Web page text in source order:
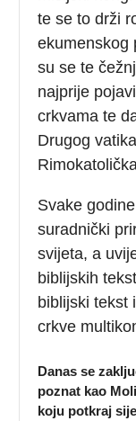
te se to drži
ekumenskog
su se te
najprije
crkvama te
Drugog
Svake
suradnički
svijeta, a
biblijskih
biblijski tekst
crkve
Danas se
poznat kao
koju potkraj